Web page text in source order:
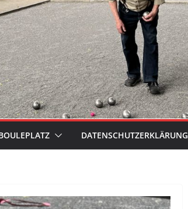
DATENSCHUTZERKLÄRUNG